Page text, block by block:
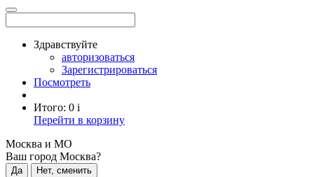
Здравствуйте
авторизоваться
Зарегистрироваться
Посмотреть
Итого: 0 i
Перейти в корзину
Москва и МО
Ваш город Москва?
Да Нет, сменить